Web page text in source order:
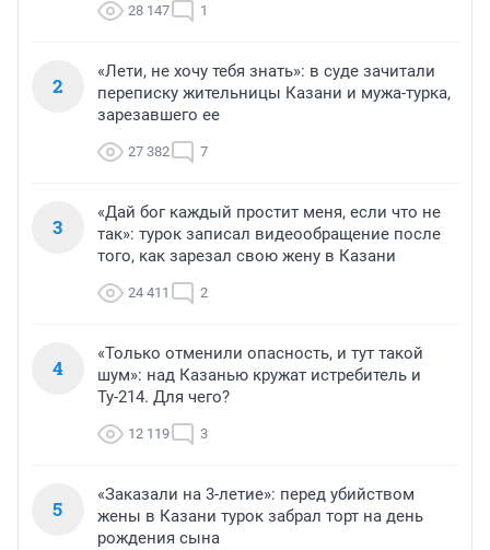
28 147 1
2
«Лети, не хочу тебя знать»: в суде зачитали
переписку жительницы Казани и мужа-турка,
зарезавшего ее
27 382 7
3
«Дай бог каждый простит меня, если что не
так»: турок записал видеообращение после
того, как зарезал свою жену в Казани
24 411 2
4
«Только отменили опасность, и тут такой
шум»: над Казанью кружат истребитель и
Ту-214. Для чего?
12 119 3
5
«Заказали на 3-летие»: перед убийством
жены в Казани турок забрал торт на день
рождения сына